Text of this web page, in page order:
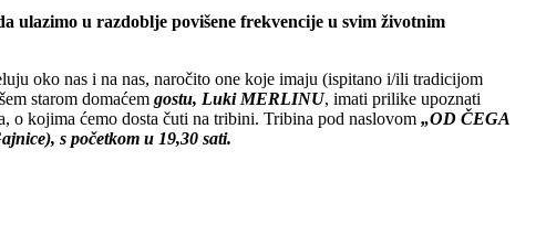
ulazimo u razdoblje povišene frekvencije u svim životnim
oko nas i na nas, naročito one koje imaju (ispitano i/ili tradicijom
starom domaćem gostu, Luki MERLINU, imati prilike upoznati
o kojima ćemo dosta čuti na tribini. Tribina pod naslovom „OD ČEGA
s početkom u 19,30 sati.